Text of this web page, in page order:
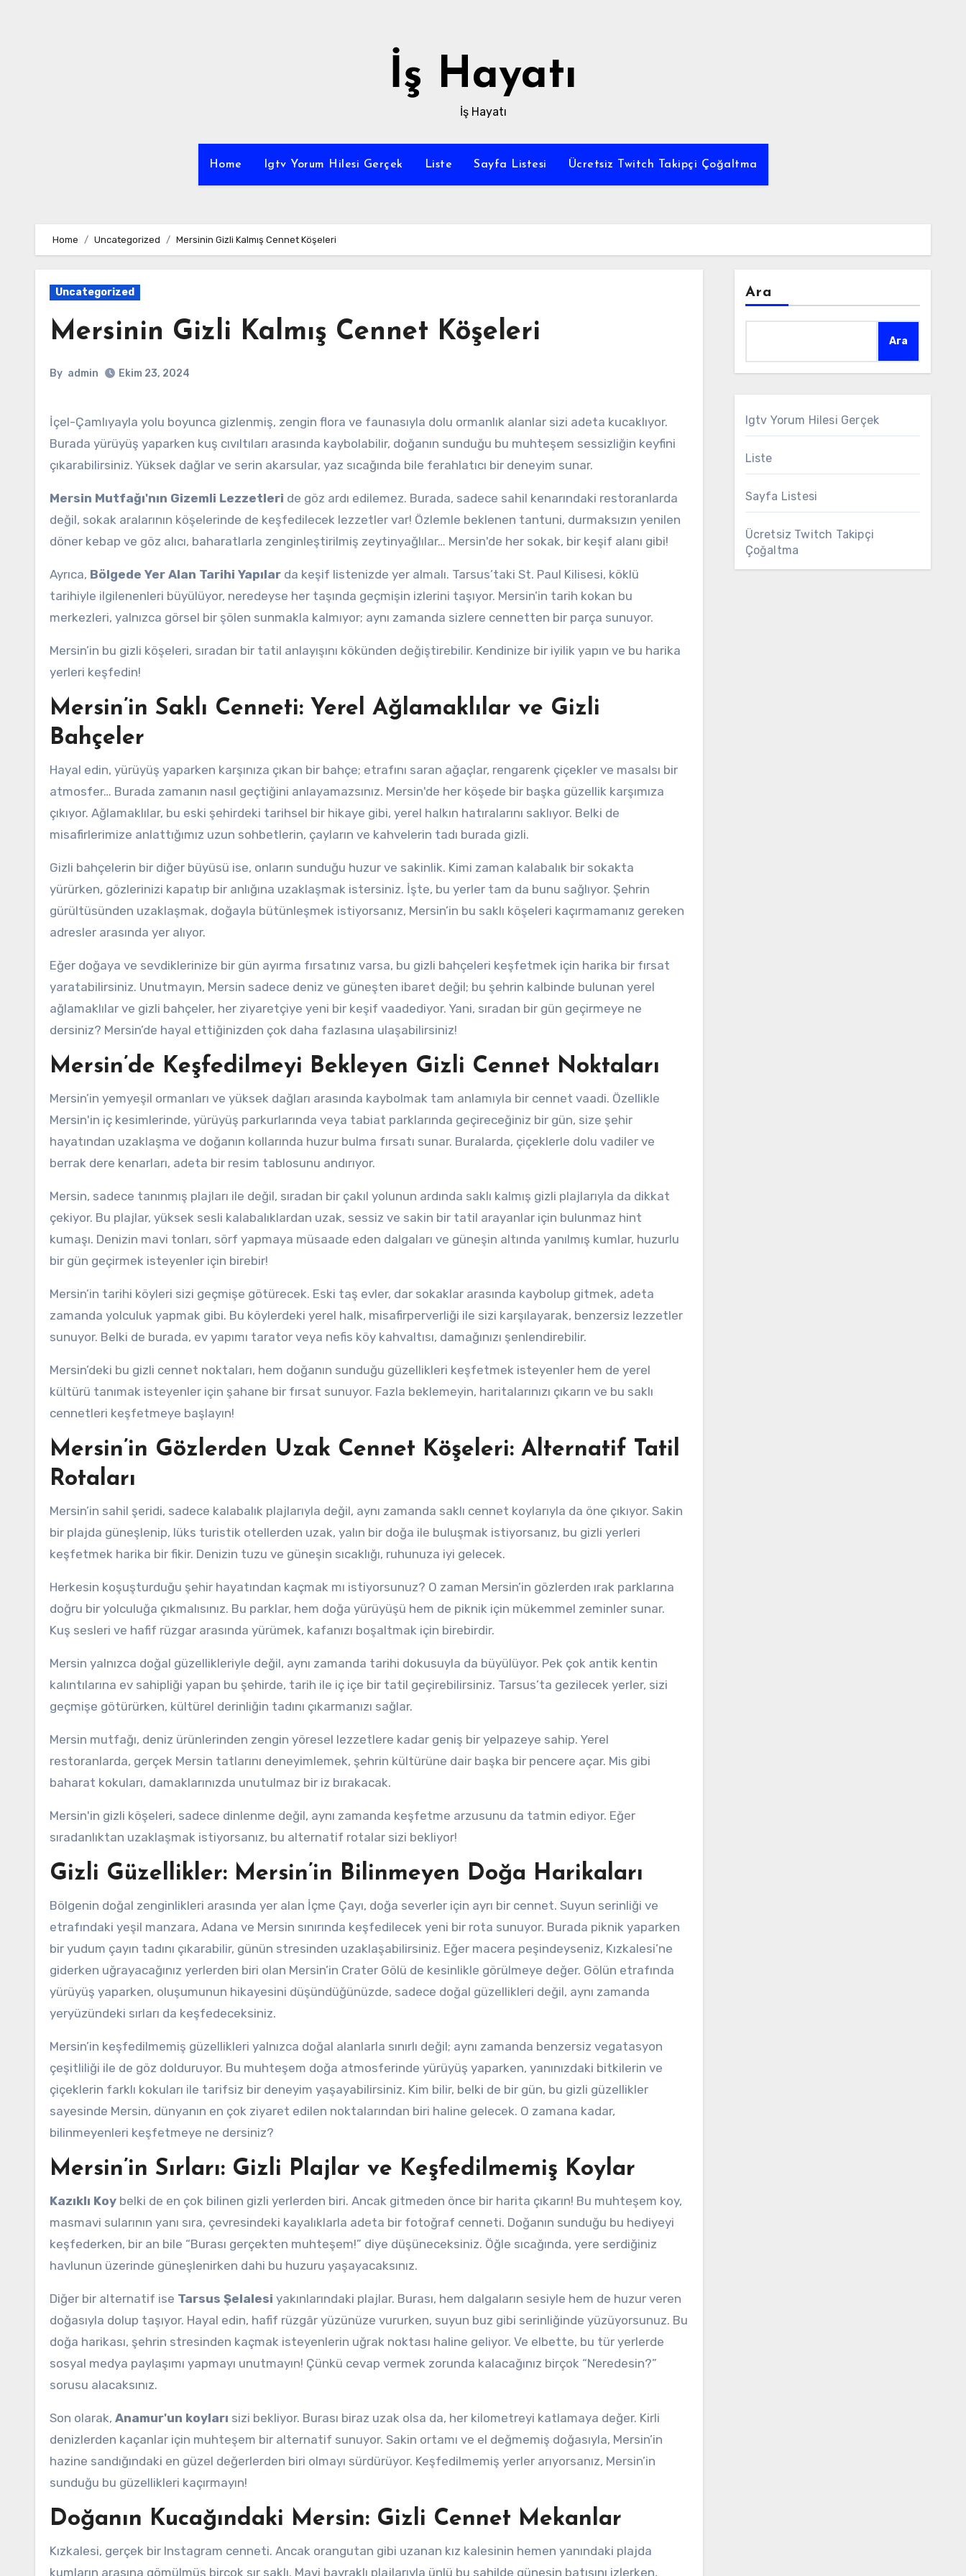
İş Hayatı
İş Hayatı
Home Igtv Yorum Hilesi Gerçek Liste Sayfa Listesi Ücretsiz Twitch Takipçi Çoğaltma
Home Uncategorized Mersinin Gizli Kalmış Cennet Köşeleri
Uncategorized
Mersinin Gizli Kalmış Cennet Köşeleri
By admin Ekim 23, 2024
İçel-Çamlıyayla yolu boyunca gizlenmiş, zengin flora ve faunasıyla dolu ormanlık alanlar sizi adeta kucaklıyor.
Burada yürüyüş yaparken kuş cıvıltıları arasında kaybolabilir, doğanın sunduğu bu muhteşem sessizliğin keyfini
çıkarabilirsiniz. Yüksek dağlar ve serin akarsular, yaz sıcağında bile ferahlatıcı bir deneyim sunar.
Mersin Mutfağı'nın Gizemli Lezzetleri de göz ardı edilemez. Burada, sadece sahil kenarındaki restoranlarda
değil, sokak aralarının köşelerinde de keşfedilecek lezzetler var! Özlemle beklenen tantuni, durmaksızın yenilen
döner kebap ve göz alıcı, baharatlarla zenginleştirilmiş zeytinyağlılar… Mersin'de her sokak, bir keşif alanı gibi!
Ayrıca, Bölgede Yer Alan Tarihi Yapılar da keşif listenizde yer almalı. Tarsus’taki St. Paul Kilisesi, köklü
tarihiyle ilgilenenleri büyülüyor, neredeyse her taşında geçmişin izlerini taşıyor. Mersin’in tarih kokan bu
merkezleri, yalnızca görsel bir şölen sunmakla kalmıyor; aynı zamanda sizlere cennetten bir parça sunuyor.
Mersin’in bu gizli köşeleri, sıradan bir tatil anlayışını kökünden değiştirebilir. Kendinize bir iyilik yapın ve bu harika
yerleri keşfedin!
Mersin’in Saklı Cenneti: Yerel Ağlamaklılar ve Gizli
Bahçeler
Hayal edin, yürüyüş yaparken karşınıza çıkan bir bahçe; etrafını saran ağaçlar, rengarenk çiçekler ve masalsı bir
atmosfer… Burada zamanın nasıl geçtiğini anlayamazsınız. Mersin'de her köşede bir başka güzellik karşımıza
çıkıyor. Ağlamaklılar, bu eski şehirdeki tarihsel bir hikaye gibi, yerel halkın hatıralarını saklıyor. Belki de
misafirlerimize anlattığımız uzun sohbetlerin, çayların ve kahvelerin tadı burada gizli.
Gizli bahçelerin bir diğer büyüsü ise, onların sunduğu huzur ve sakinlik. Kimi zaman kalabalık bir sokakta
yürürken, gözlerinizi kapatıp bir anlığına uzaklaşmak istersiniz. İşte, bu yerler tam da bunu sağlıyor. Şehrin
gürültüsünden uzaklaşmak, doğayla bütünleşmek istiyorsanız, Mersin’in bu saklı köşeleri kaçırmamanız gereken
adresler arasında yer alıyor.
Eğer doğaya ve sevdiklerinize bir gün ayırma fırsatınız varsa, bu gizli bahçeleri keşfetmek için harika bir fırsat
yaratabilirsiniz. Unutmayın, Mersin sadece deniz ve güneşten ibaret değil; bu şehrin kalbinde bulunan yerel
ağlamaklılar ve gizli bahçeler, her ziyaretçiye yeni bir keşif vaadediyor. Yani, sıradan bir gün geçirmeye ne
dersiniz? Mersin’de hayal ettiğinizden çok daha fazlasına ulaşabilirsiniz!
Mersin’de Keşfedilmeyi Bekleyen Gizli Cennet Noktaları
Mersin’in yemyeşil ormanları ve yüksek dağları arasında kaybolmak tam anlamıyla bir cennet vaadi. Özellikle
Mersin'in iç kesimlerinde, yürüyüş parkurlarında veya tabiat parklarında geçireceğiniz bir gün, size şehir
hayatından uzaklaşma ve doğanın kollarında huzur bulma fırsatı sunar. Buralarda, çiçeklerle dolu vadiler ve
berrak dere kenarları, adeta bir resim tablosunu andırıyor.
Mersin, sadece tanınmış plajları ile değil, sıradan bir çakıl yolunun ardında saklı kalmış gizli plajlarıyla da dikkat
çekiyor. Bu plajlar, yüksek sesli kalabalıklardan uzak, sessiz ve sakin bir tatil arayanlar için bulunmaz hint
kumaşı. Denizin mavi tonları, sörf yapmaya müsaade eden dalgaları ve güneşin altında yanılmış kumlar, huzurlu
bir gün geçirmek isteyenler için birebir!
Mersin’in tarihi köyleri sizi geçmişe götürecek. Eski taş evler, dar sokaklar arasında kaybolup gitmek, adeta
zamanda yolculuk yapmak gibi. Bu köylerdeki yerel halk, misafirperverliği ile sizi karşılayarak, benzersiz lezzetler
sunuyor. Belki de burada, ev yapımı tarator veya nefis köy kahvaltısı, damağınızı şenlendirebilir.
Mersin’deki bu gizli cennet noktaları, hem doğanın sunduğu güzellikleri keşfetmek isteyenler hem de yerel
kültürü tanımak isteyenler için şahane bir fırsat sunuyor. Fazla beklemeyin, haritalarınızı çıkarın ve bu saklı
cennetleri keşfetmeye başlayın!
Mersin’in Gözlerden Uzak Cennet Köşeleri: Alternatif Tatil
Rotaları
Mersin’in sahil şeridi, sadece kalabalık plajlarıyla değil, aynı zamanda saklı cennet koylarıyla da öne çıkıyor. Sakin
bir plajda güneşlenip, lüks turistik otellerden uzak, yalın bir doğa ile buluşmak istiyorsanız, bu gizli yerleri
keşfetmek harika bir fikir. Denizin tuzu ve güneşin sıcaklığı, ruhunuza iyi gelecek.
Herkesin koşuşturduğu şehir hayatından kaçmak mı istiyorsunuz? O zaman Mersin’in gözlerden ırak parklarına
doğru bir yolculuğa çıkmalısınız. Bu parklar, hem doğa yürüyüşü hem de piknik için mükemmel zeminler sunar.
Kuş sesleri ve hafif rüzgar arasında yürümek, kafanızı boşaltmak için birebirdir.
Mersin yalnızca doğal güzellikleriyle değil, aynı zamanda tarihi dokusuyla da büyülüyor. Pek çok antik kentin
kalıntılarına ev sahipliği yapan bu şehirde, tarih ile iç içe bir tatil geçirebilirsiniz. Tarsus’ta gezilecek yerler, sizi
geçmişe götürürken, kültürel derinliğin tadını çıkarmanızı sağlar.
Mersin mutfağı, deniz ürünlerinden zengin yöresel lezzetlere kadar geniş bir yelpazeye sahip. Yerel
restoranlarda, gerçek Mersin tatlarını deneyimlemek, şehrin kültürüne dair başka bir pencere açar. Mis gibi
baharat kokuları, damaklarınızda unutulmaz bir iz bırakacak.
Mersin'in gizli köşeleri, sadece dinlenme değil, aynı zamanda keşfetme arzusunu da tatmin ediyor. Eğer
sıradanlıktan uzaklaşmak istiyorsanız, bu alternatif rotalar sizi bekliyor!
Gizli Güzellikler: Mersin’in Bilinmeyen Doğa Harikaları
Bölgenin doğal zenginlikleri arasında yer alan İçme Çayı, doğa severler için ayrı bir cennet. Suyun serinliği ve
etrafındaki yeşil manzara, Adana ve Mersin sınırında keşfedilecek yeni bir rota sunuyor. Burada piknik yaparken
bir yudum çayın tadını çıkarabilir, günün stresinden uzaklaşabilirsiniz. Eğer macera peşindeyseniz, Kızkalesi’ne
giderken uğrayacağınız yerlerden biri olan Mersin’in Crater Gölü de kesinlikle görülmeye değer. Gölün etrafında
yürüyüş yaparken, oluşumunun hikayesini düşündüğünüzde, sadece doğal güzellikleri değil, aynı zamanda
yeryüzündeki sırları da keşfedeceksiniz.
Mersin’in keşfedilmemiş güzellikleri yalnızca doğal alanlarla sınırlı değil; aynı zamanda benzersiz vegatasyon
çeşitliliği ile de göz dolduruyor. Bu muhteşem doğa atmosferinde yürüyüş yaparken, yanınızdaki bitkilerin ve
çiçeklerin farklı kokuları ile tarifsiz bir deneyim yaşayabilirsiniz. Kim bilir, belki de bir gün, bu gizli güzellikler
sayesinde Mersin, dünyanın en çok ziyaret edilen noktalarından biri haline gelecek. O zamana kadar,
bilinmeyenleri keşfetmeye ne dersiniz?
Mersin’in Sırları: Gizli Plajlar ve Keşfedilmemiş Koylar
Kazıklı Koy belki de en çok bilinen gizli yerlerden biri. Ancak gitmeden önce bir harita çıkarın! Bu muhteşem koy,
masmavi sularının yanı sıra, çevresindeki kayalıklarla adeta bir fotoğraf cenneti. Doğanın sunduğu bu hediyeyi
keşfederken, bir an bile “Burası gerçekten muhteşem!” diye düşüneceksiniz. Öğle sıcağında, yere serdiğiniz
havlunun üzerinde güneşlenirken dahi bu huzuru yaşayacaksınız.
Diğer bir alternatif ise Tarsus Şelalesi yakınlarındaki plajlar. Burası, hem dalgaların sesiyle hem de huzur veren
doğasıyla dolup taşıyor. Hayal edin, hafif rüzgâr yüzünüze vururken, suyun buz gibi serinliğinde yüzüyorsunuz. Bu
doğa harikası, şehrin stresinden kaçmak isteyenlerin uğrak noktası haline geliyor. Ve elbette, bu tür yerlerde
sosyal medya paylaşımı yapmayı unutmayın! Çünkü cevap vermek zorunda kalacağınız birçok “Neredesin?”
sorusu alacaksınız.
Son olarak, Anamur'un koyları sizi bekliyor. Burası biraz uzak olsa da, her kilometreyi katlamaya değer. Kirli
denizlerden kaçanlar için muhteşem bir alternatif sunuyor. Sakin ortamı ve el değmemiş doğasıyla, Mersin’in
hazine sandığındaki en güzel değerlerden biri olmayı sürdürüyor. Keşfedilmemiş yerler arıyorsanız, Mersin’in
sunduğu bu güzellikleri kaçırmayın!
Doğanın Kucağındaki Mersin: Gizli Cennet Mekanlar
Kızkalesi, gerçek bir Instagram cenneti. Ancak orangutan gibi uzanan kız kalesinin hemen yanındaki plajda
kumların arasına gömülmüş birçok sır saklı. Mavi bayraklı plajlarıyla ünlü bu sahilde güneşin batışını izlerken,
Ara
Ara
Igtv Yorum Hilesi Gerçek
Liste
Sayfa Listesi
Ücretsiz Twitch Takipçi
Çoğaltma